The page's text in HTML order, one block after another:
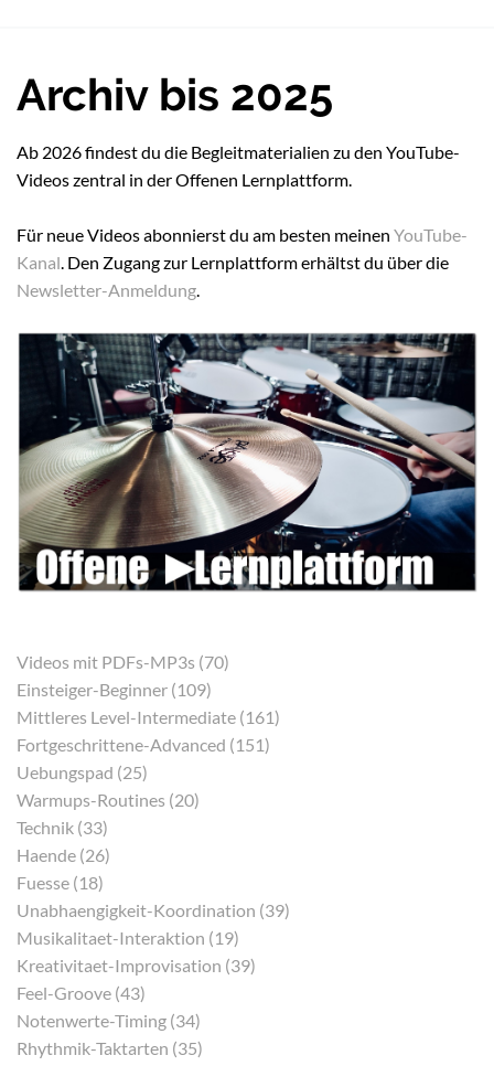
Archiv bis 2025
Ab 2026 findest du die Begleitmaterialien zu den YouTube-
Videos zentral in der Offenen Lernplattform.
Für neue Videos abonnierst du am besten meinen YouTube-
Kanal . Den Zugang zur Lernplattform erhältst du über die
Newsletter-Anmeldung
Videos mit PDFs-MP3s (70)
Einsteiger-Beginner (109)
Mittleres Level-Intermediate (161)
Fortgeschrittene-Advanced (151)
Uebungspad (25)
Warmups-Routines (20)
Technik (33)
Haende (26)
Fuesse (18)
Unabhaengigkeit-Koordination (39)
Musikalitaet-Interaktion (19)
Kreativitaet-Improvisation (39)
Feel-Groove (43)
Notenwerte-Timing (34)
Rhythmik-Taktarten (35)